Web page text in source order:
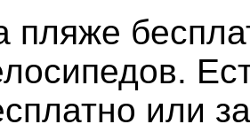
пляже
или